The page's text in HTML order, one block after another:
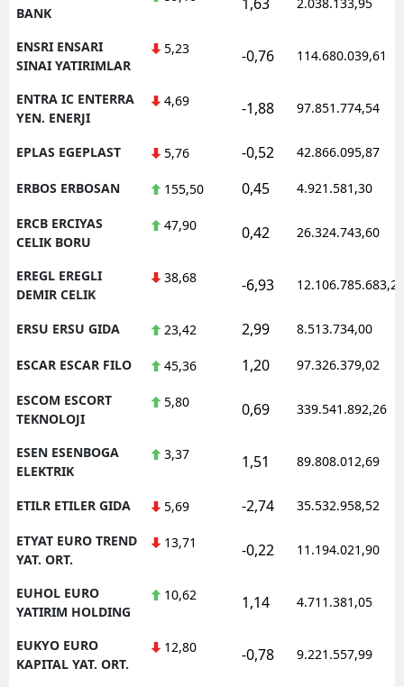
BANK
ENSRI ENSARI
SINAI YATIRIMLAR
5,23 -0,76 114.680.039,61
ENTRA IC ENTERRA
YEN. ENERJI
4,69 -1,88 97.851.774,54
EPLAS EGEPLAST 5,76 -0,52 42.866.095,87
ERBOS ERBOSAN 155,50 0,45 4.921.581,30
ERCB ERCIYAS
CELIK BORU
47,90 0,42 26.324.743,60
EREGL EREGLI
DEMIR CELIK
38,68 -6,93 12.106.785.683,20
ERSU ERSU GIDA 23,42 2,99 8.513.734,00
ESCAR ESCAR FILO 45,36 1,20 97.326.379,02
ESCOM ESCORT
TEKNOLOJI
5,80 0,69 339.541.892,26
ESEN ESENBOGA
ELEKTRIK
3,37 1,51 89.808.012,69
ETILR ETILER GIDA 5,69 -2,74 35.532.958,52
ETYAT EURO TREND
YAT. ORT.
13,71 -0,22 11.194.021,90
EUHOL EURO
YATIRIM HOLDING
10,62 1,14 4.711.381,05
EUKYO EURO
KAPITAL YAT. ORT.
12,80 -0,78 9.221.557,99